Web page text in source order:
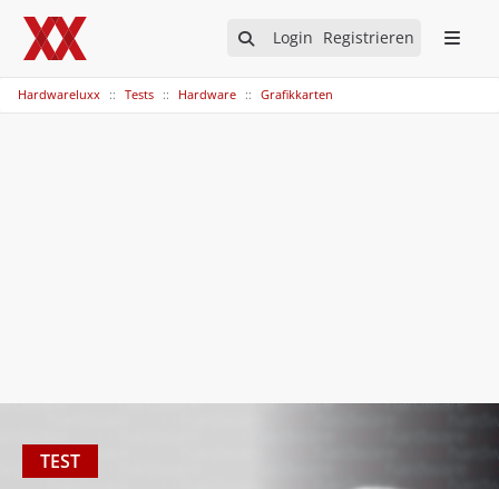
Login Registrieren
Hardwareluxx Tests Hardware Grafikkarten
TEST